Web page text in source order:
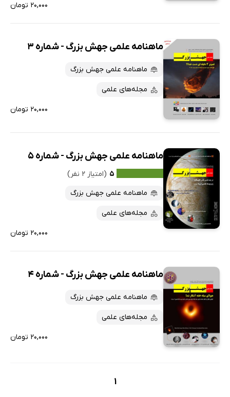
۲۰,۰۰۰ تومان
ماهنامه علمی جهش بزرگ - شماره 3
ماهنامه علمی جهش بزرگ
مجله‌های علمی
۲۰,۰۰۰ تومان
ماهنامه علمی جهش بزرگ - شماره 5
۵ (امتیاز ۲ نفر)
ماهنامه علمی جهش بزرگ
مجله‌های علمی
۲۰,۰۰۰ تومان
ماهنامه علمی جهش بزرگ - شماره 4
ماهنامه علمی جهش بزرگ
مجله‌های علمی
۲۰,۰۰۰ تومان
1